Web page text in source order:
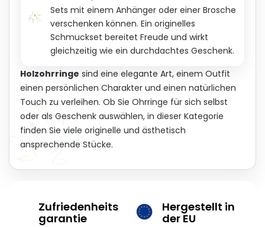
Sets mit einem Anhänger oder einer Brosche
verschenken können. Ein originelles
Schmuckset bereitet Freude und wirkt
gleichzeitig wie ein durchdachtes Geschenk.
Holzohrringe sind eine elegante Art, einem Outfit
einen persönlichen Charakter und einen natürlichen
Touch zu verleihen. Ob Sie Ohrringe für sich selbst
oder als Geschenk auswählen, in dieser Kategorie
finden Sie viele originelle und ästhetisch
ansprechende Stücke.
Zufriedenheits
garantie
Hergestellt in
der EU